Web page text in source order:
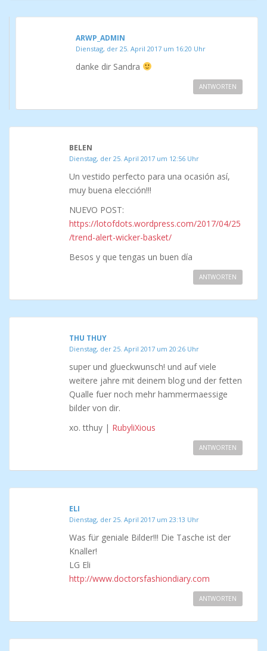
ARWP_ADMIN
Dienstag, der 25. April 2017 um 16:20 Uhr
danke dir Sandra
ANTWORTEN
BELEN
Dienstag, der 25. April 2017 um 12:56 Uhr
Un vestido perfecto para una ocasión así,
muy buena elección!!!
NUEVO POST:
https://lotofdots.wordpress.com/2017/04/25
/trend-alert-wicker-basket/
Besos y que tengas un buen día
ANTWORTEN
THU THUY
Dienstag, der 25. April 2017 um 20:26 Uhr
super und glueckwunsch! und auf viele
weitere jahre mit deinem blog und der fetten
Qualle fuer noch mehr hammermaessige
bilder von dir.
xo. tthuy | RubyliXious
ANTWORTEN
ELI
Dienstag, der 25. April 2017 um 23:13 Uhr
Was für geniale Bilder!!! Die Tasche ist der
Knaller!
LG Eli
http://www.doctorsfashiondiary.com
ANTWORTEN